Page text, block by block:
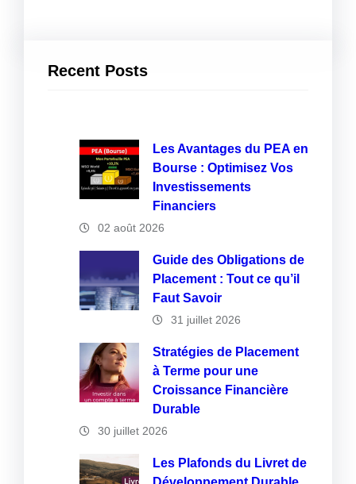
Recent Posts
Les Avantages du PEA en
Bourse : Optimisez Vos
Investissements
Financiers
02 août 2026
Guide des Obligations de
Placement : Tout ce qu’il
Faut Savoir
31 juillet 2026
Stratégies de Placement
à Terme pour une
Croissance Financière
Durable
30 juillet 2026
Les Plafonds du Livret de